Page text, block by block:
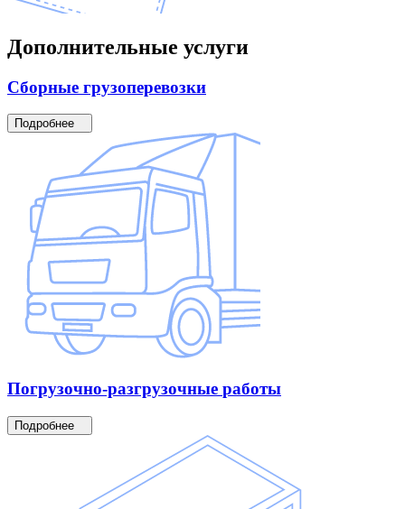
Дополнительные услуги
Сборные грузоперевозки
Подробнее
Погрузочно-разгрузочные работы
Подробнее